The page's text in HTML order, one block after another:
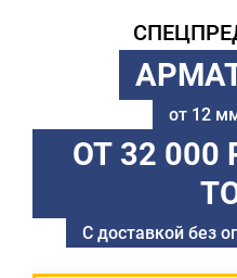
от 12
ОТ 32 000
С доставкой без